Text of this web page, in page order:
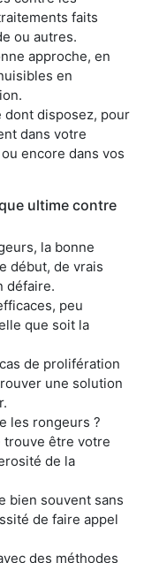
faits
ou autres.
approche, en
en
dont disposez, pour
dans votre
encore dans vos
ultime contre
la bonne
début, de vrais
défaire.
peu
que soit la
de prolifération
une solution
les rongeurs ?
être votre
de la
bien souvent sans
de faire appel
des méthodes